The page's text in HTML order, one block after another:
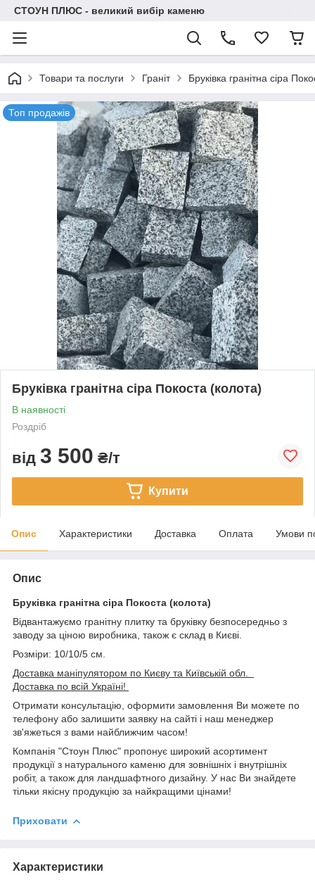
СТОУН ПЛЮС - великий вибір каменю
Товари та послуги Граніт Бруківка гранітна сіра
Топ продажів
Бруківка гранітна сіра Покоста (колота)
В наявності
Роздріб
від 3 500 ₴/т
Купити
Опис Характеристики Доставка Оплата Умови
Опис
Бруківка гранітна сіра Покоста (колота)
Відвантажуємо гранітну плитку та бруківку безпосередньо з
заводу за ціною виробника, також є склад в Києві.
Розміри: 10/10/5 см.
Доставка маніпулятором по Києву та Київській обл.
Доставка по всій Україні!
Отримати консультацію, оформити замовлення Ви можете по
телефону або залишити заявку на сайті і наш менеджер
зв'яжеться з вами найближчим часом!
Компанія "Стоун Плюс" пропонує широкий асортимент
продукції з натурального каменю для зовнішніх і внутрішніх
робіт, а також для ландшафтного дизайну. У нас Ви знайдете
тільки якісну продукцію за найкращими цінами!
Приховати
Характеристики